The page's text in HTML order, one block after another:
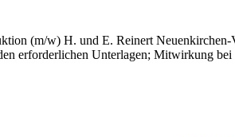
(m/w) H. und E. Reinert
erforderlichen Unterlagen; Mitwirkung